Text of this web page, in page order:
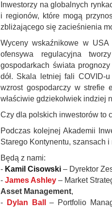
Inwestorzy na globalnych
i regionów, które mogą
zbliżającego się zacieśnienia
Wyceny wskaźnikowe w
ofensywa regulacyjna
gospodarkach świata
dół. Skala letniej fali COVID-
wzrost gospodarczy w strefie
właściwie gdziekolwiek indziej
Czy dla polskich inwestorów to
Podczas kolejnej Akademii
Starego Kontynentu, szansach
Będą z nami:
- Kamil Cisowski – Dyrektor
- James Ashley – Market
Asset Management,
-
Dylan Ball – Portfolio